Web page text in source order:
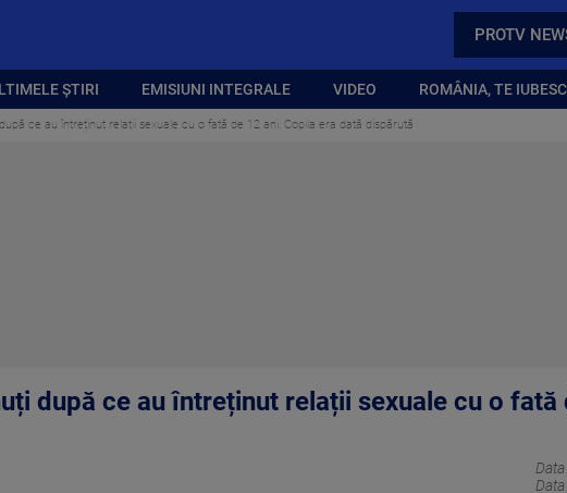
PROTV
ȘTIRI EMISIUNI INTEGRALE VIDEO ROMÂNIA, TE
ce au întreținut relații sexuale cu o fată de 12 ani. Copila era dată dispărută
după ce au întreținut relații sexuale cu o fată